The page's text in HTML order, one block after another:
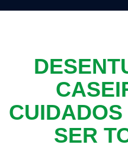
SER